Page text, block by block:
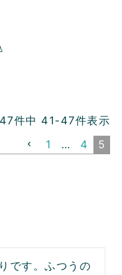
47件中 41-47件表示
1
… 4 5
です。ふつうの